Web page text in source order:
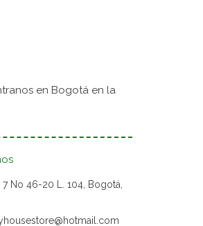
en Bogotá en la
7 No 46-20 L. 104, Bogotá,